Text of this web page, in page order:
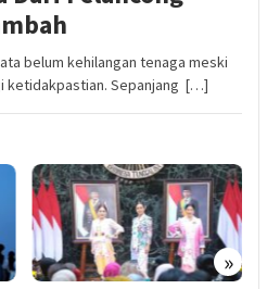
belum kehilangan tenaga meski
ketidakpastian. Sepanjang […]
»